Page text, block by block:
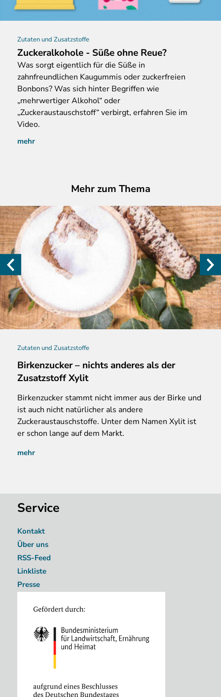
Zutaten und Zusatzstoffe
Zuckeralkohole - Süße ohne Reue?
Was sorgt eigentlich für die Süße in
zahnfreundlichen Kaugummis oder zuckerfreien
Bonbons? Was sich hinter Begriffen wie
„mehrwertiger Alkohol“ oder
„Zuckeraustauschstoff“ verbirgt, erfahren Sie im
Video.
mehr
Mehr zum Thema
Zutaten und Zusatzstoffe
Birkenzucker – nichts anderes als der
Zusatzstoff Xylit
Birkenzucker stammt nicht immer aus der Birke und
ist auch nicht natürlicher als andere
Zuckeraustauschstoffe. Unter dem Namen Xylit ist
er schon lange auf dem Markt.
mehr
Service
Kontakt
Über uns
RSS-Feed
Linkliste
Presse